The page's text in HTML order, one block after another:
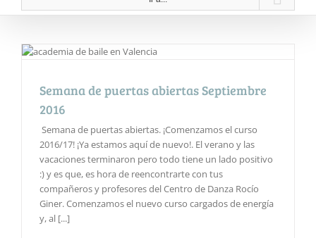
Semana de puertas abiertas Septiembre
2016
Semana de puertas abiertas. ¡Comenzamos el curso
2016/17! ¡Ya estamos aquí de nuevo!. El verano y las
vacaciones terminaron pero todo tiene un lado positivo
:) y es que, es hora de reencontrarte con tus
compañeros y profesores del Centro de Danza Rocío
Giner. Comenzamos el nuevo curso cargados de energía
y, al [...]